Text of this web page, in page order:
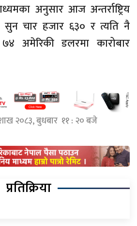
अनुसार आज अन्तर्राष्ट्रिय
चार हजार ६३० र त्यति नै
अमेरिकी डलरमा कारोबार
२०८३, बुधबार ११ : २० बजे
प्रतिक्रिया